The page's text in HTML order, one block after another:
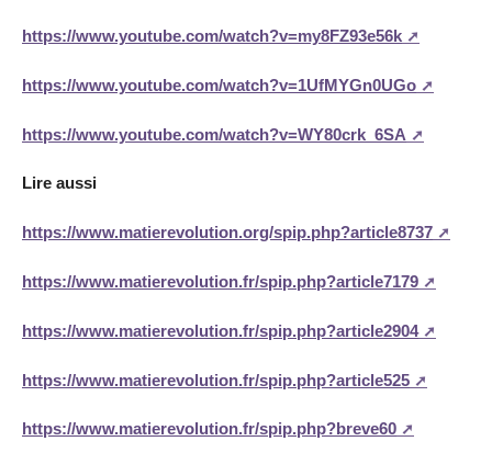
https://www.youtube.com/watch?v=my8FZ93e56k
https://www.youtube.com/watch?v=1UfMYGn0UGo
https://www.youtube.com/watch?v=WY80crk_6SA
Lire aussi
https://www.matierevolution.org/spip.php?article8737
https://www.matierevolution.fr/spip.php?article7179
https://www.matierevolution.fr/spip.php?article2904
https://www.matierevolution.fr/spip.php?article525
https://www.matierevolution.fr/spip.php?breve60